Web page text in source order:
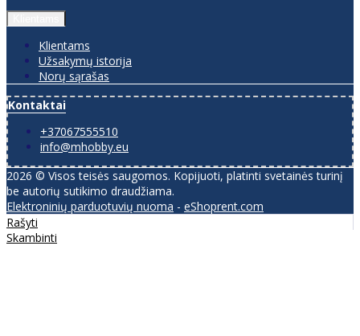
Klientams
Užsakymų istorija
Norų sąrašas
Kontaktai
+37067555510
info@mhobby.eu
2026 © Visos teisės saugomos. Kopijuoti, platinti svetainės turinį
be autorių sutikimo draudžiama.
Elektroninių parduotuvių nuoma - eShoprent.com
Rašyti
Skambinti